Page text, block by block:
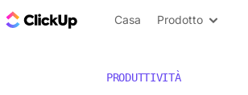
Blog di ClickUp
Casa Prodotto
PRODUTTIVITÀ